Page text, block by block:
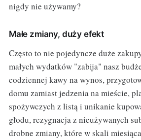
nigdy nie używamy?
Małe zmiany, duży efekt
Często to nie pojedyncze duże
małych wydatków "zabija" nasz
codziennej kawy na wynos,
domu zamiast jedzenia na mieście,
spożywczych z listą i unikanie
głodu, rezygnacja z nieużywanych
drobne zmiany, które w skali